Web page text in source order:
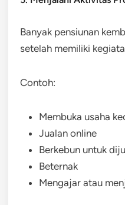
Banyak pensiunan
setelah memiliki
Contoh:
Membuka usaha
Jualan online
Berkebun untuk
Beternak
Mengajar atau